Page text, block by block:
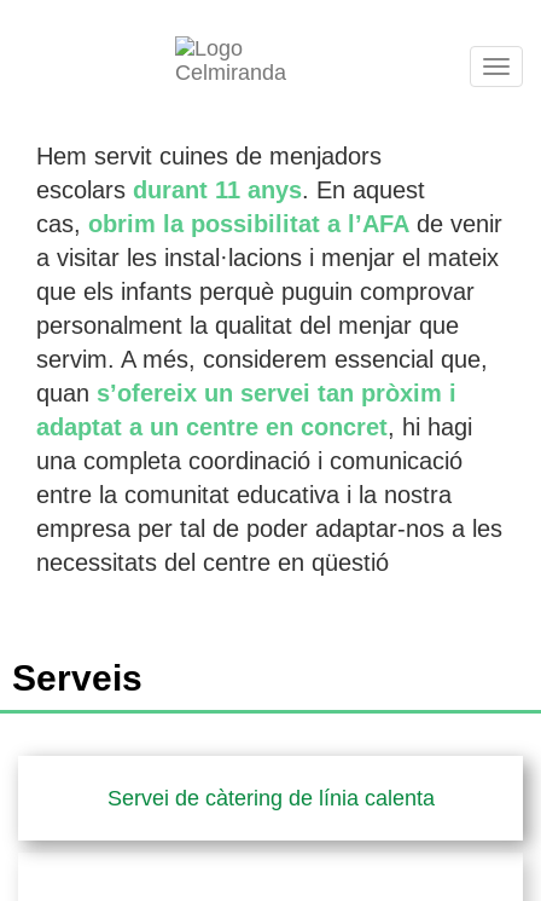
Hem servit cuines de menjadors
escolars durant 11 anys. En aquest
cas, obrim la possibilitat a l’AFA de venir
a visitar les instal·lacions i menjar el mateix
que els infants perquè puguin comprovar
personalment la qualitat del menjar que
servim. A més, considerem essencial que,
quan s’ofereix un servei tan pròxim i
adaptat a un centre en concret, hi hagi
una completa coordinació i comunicació
entre la comunitat educativa i la nostra
empresa per tal de poder adaptar-nos a les
necessitats del centre en qüestió
Serveis
Servei de càtering de línia calenta